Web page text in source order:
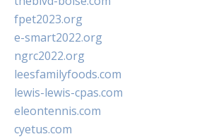
fpet2023.org
e-smart2022.org
ngrc2022.org
leesfamilyfoods.com
lewis-lewis-cpas.com
eleontennis.com
cyetus.com